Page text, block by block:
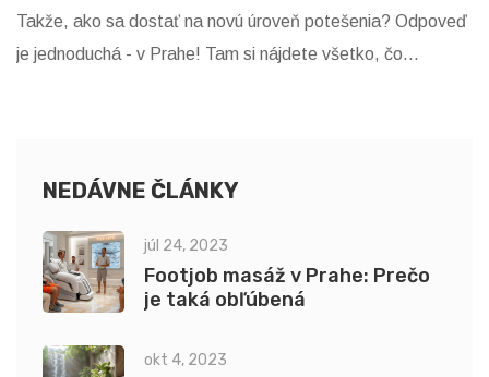
Takže, ako sa dostať na novú úroveň potešenia? Odpoveď
je jednoduchá - v Prahe! Tam si nájdete všetko, čo
naučíte novým trikom!
NEDÁVNE ČLÁNKY
júl 24, 2023
Footjob masáž v Prahe: Prečo
je taká obľúbená
okt 4, 2023